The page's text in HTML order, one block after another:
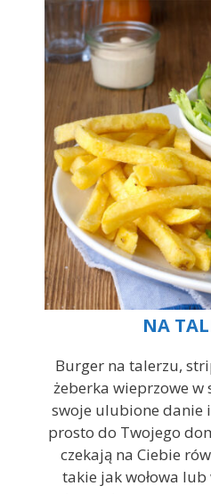
NA
Burger na talerzu,
żeberka wieprzowe w
swoje ulubione danie
prosto do Twojego
czekają na Ciebie
takie jak wołowa lub